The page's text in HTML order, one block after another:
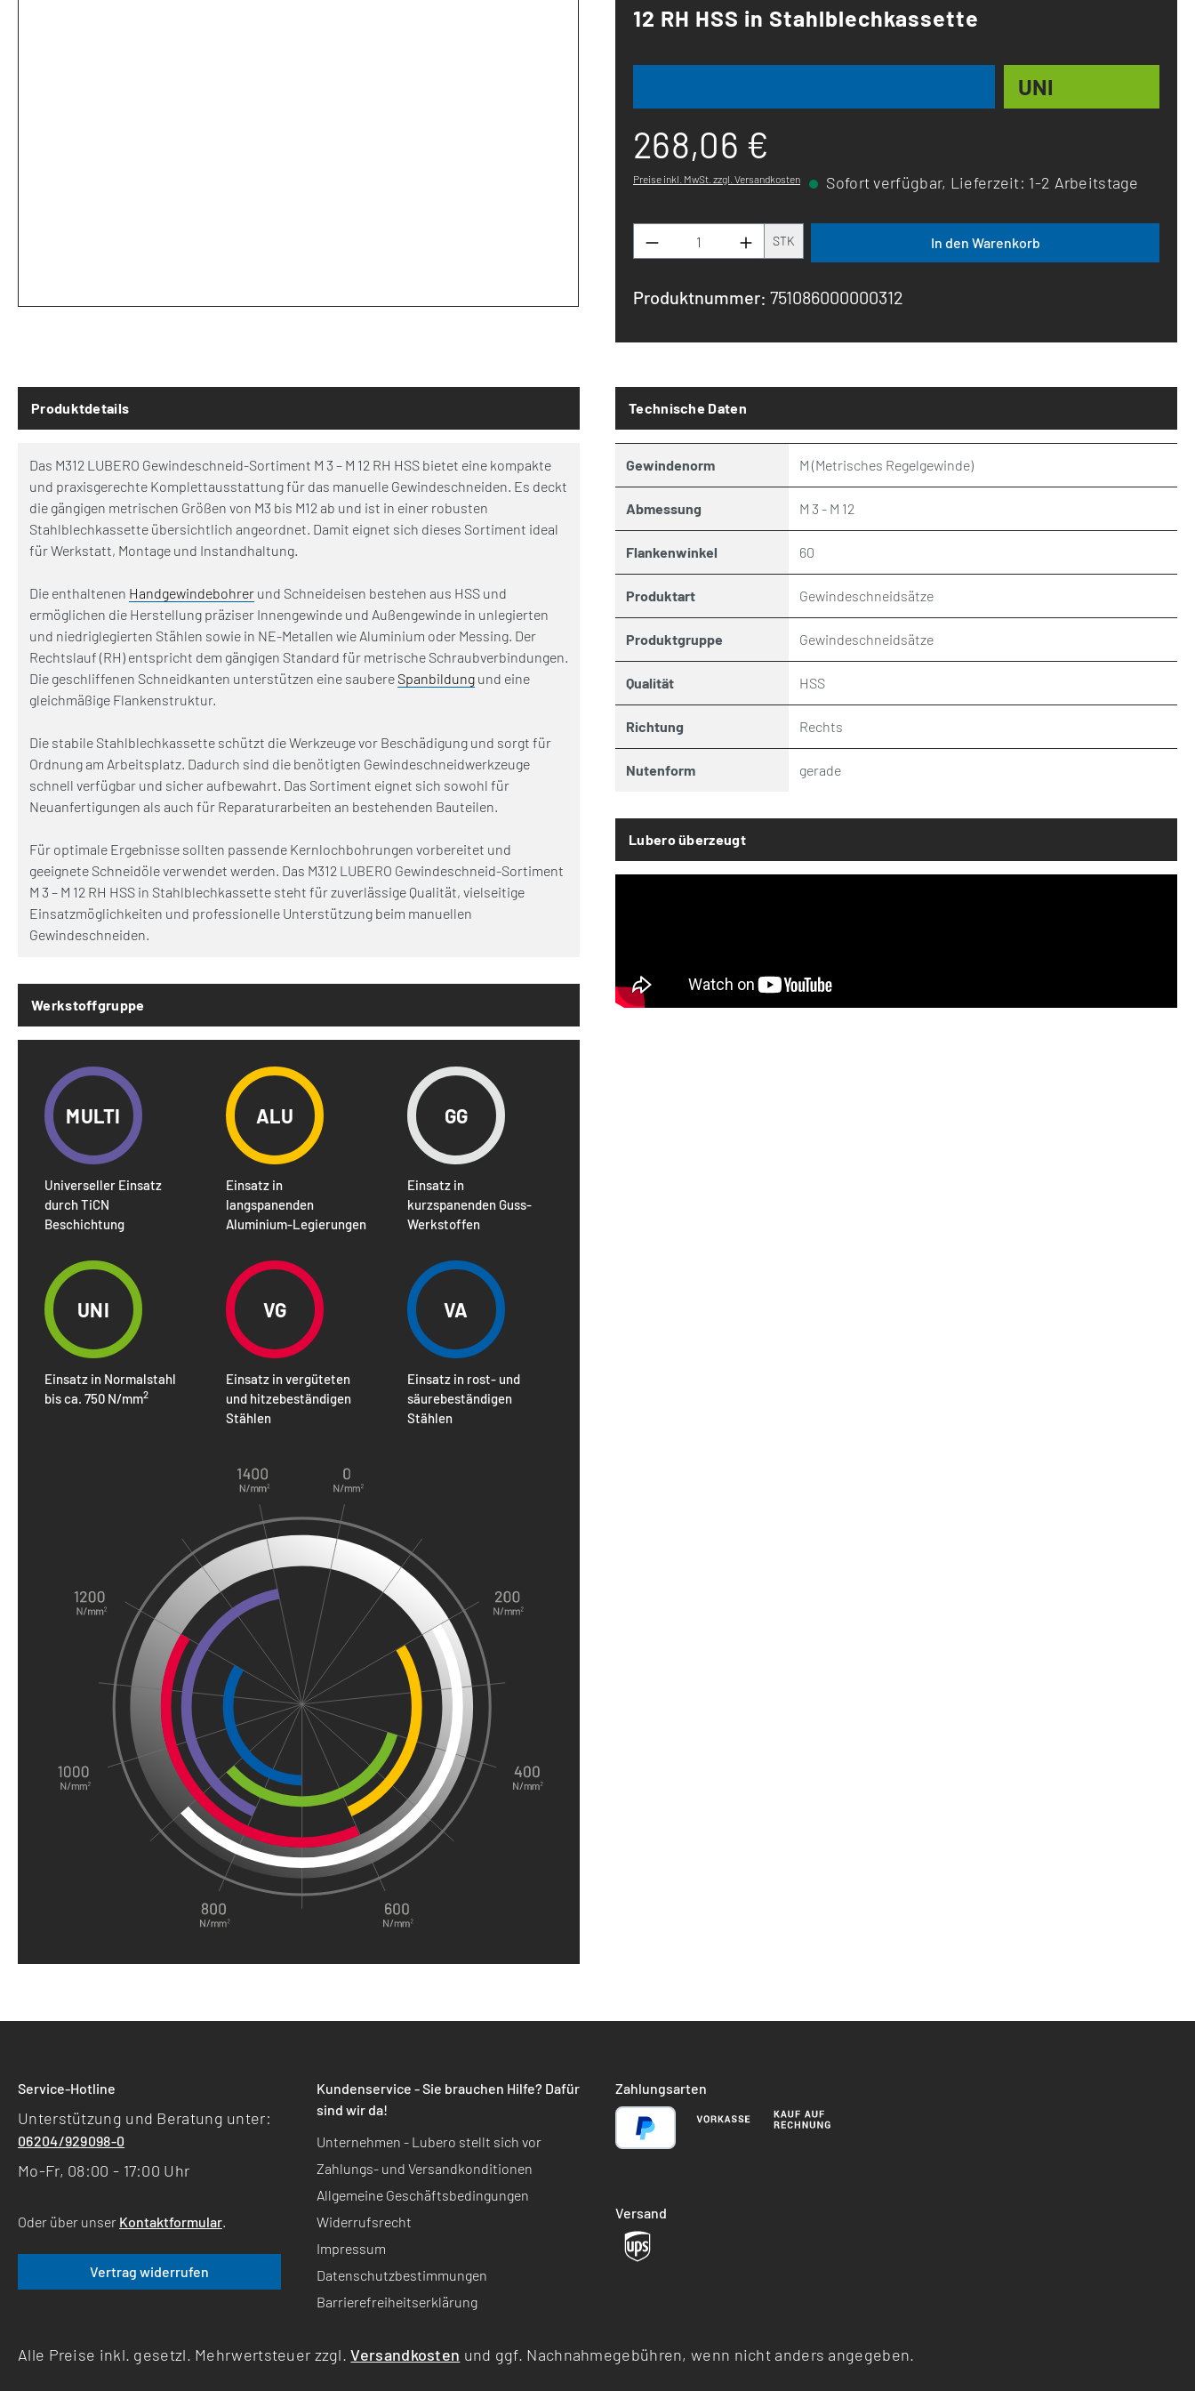
12 RH HSS in Stahlblechkassette
UNI
268,06 €
Preise inkl. MwSt. zzgl. Versandkosten Sofort verfügbar, Lieferzeit: 1-2 Arbeitstage
Produkt Anzahl: Gib den gewünschten Wert ein oder
STK In den Warenkorb
Produktnummer: 751086000000312
Produktdetails
Das M312 LUBERO Gewindeschneid-Sortiment M 3 – M 12 RH HSS bietet eine kompakte
und praxisgerechte Komplettausstattung für das manuelle Gewindeschneiden. Es deckt
die gängigen metrischen Größen von M3 bis M12 ab und ist in einer robusten
Stahlblechkassette übersichtlich angeordnet. Damit eignet sich dieses Sortiment ideal
für Werkstatt, Montage und Instandhaltung.
Die enthaltenen Handgewindebohrer und Schneideisen bestehen aus HSS und
ermöglichen die Herstellung präziser Innengewinde und Außengewinde in unlegierten
und niedriglegierten Stählen sowie in NE-Metallen wie Aluminium oder Messing. Der
Rechtslauf (RH) entspricht dem gängigen Standard für metrische Schraubverbindungen.
Die geschliffenen Schneidkanten unterstützen eine saubere Spanbildung und eine
gleichmäßige Flankenstruktur.
Die stabile Stahlblechkassette schützt die Werkzeuge vor Beschädigung und sorgt für
Ordnung am Arbeitsplatz. Dadurch sind die benötigten Gewindeschneidwerkzeuge
schnell verfügbar und sicher aufbewahrt. Das Sortiment eignet sich sowohl für
Neuanfertigungen als auch für Reparaturarbeiten an bestehenden Bauteilen.
Für optimale Ergebnisse sollten passende Kernlochbohrungen vorbereitet und
geeignete Schneidöle verwendet werden. Das M312 LUBERO Gewindeschneid-Sortiment
M 3 – M 12 RH HSS in Stahlblechkassette steht für zuverlässige Qualität, vielseitige
Einsatzmöglichkeiten und professionelle Unterstützung beim manuellen
Gewindeschneiden.
Werkstoffgruppe
MULTI
Universeller Einsatz
durch TiCN
Beschichtung
ALU
Einsatz in
langspanenden
Aluminium-Legierungen
GG
Einsatz in
kurzspanenden Guss-
Werkstoffen
UNI
Einsatz in Normalstahl
bis ca. 750 N/mm2
VG
Einsatz in vergüteten
und hitzebeständigen
Stählen
VA
Einsatz in rost- und
säurebeständigen
Stählen
Technische Daten
Gewindenorm M (Metrisches Regelgewinde)
Abmessung M 3 - M 12
Flankenwinkel 60
Produktart Gewindeschneidsätze
Produktgruppe Gewindeschneidsätze
Qualität HSS
Richtung Rechts
Nutenform gerade
Lubero überzeugt
Service-Hotline
Unterstützung und Beratung unter:
06204/929098-0
Mo-Fr, 08:00 - 17:00 Uhr
Oder über unser Kontaktformular.
Vertrag widerrufen
Kundenservice - Sie brauchen Hilfe? Dafür
sind wir da!
Unternehmen - Lubero stellt sich vor
Zahlungs- und Versandkonditionen
Allgemeine Geschäftsbedingungen
Widerrufsrecht
Impressum
Datenschutzbestimmungen
Barrierefreiheitserklärung
Zahlungsarten
Versand
Alle Preise inkl. gesetzl. Mehrwertsteuer zzgl.Versandkosten und ggf. Nachnahmegebühren, wenn nicht anders angegeben.